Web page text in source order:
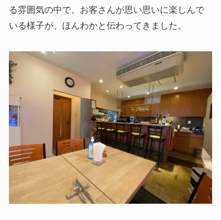
る雰囲気の中で、お客さんが思い思いに楽しんで
いる様子が、ほんわかと伝わってきました。